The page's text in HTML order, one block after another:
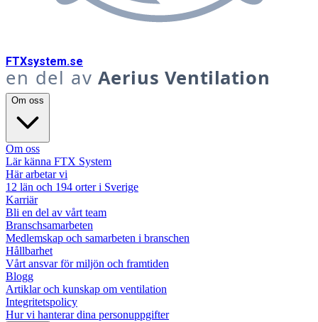
FTXsystem.se
en del av Aerius Ventilation
Om oss
Om oss
Lär känna FTX System
Här arbetar vi
12 län och 194 orter i Sverige
Karriär
Bli en del av vårt team
Branschsamarbeten
Medlemskap och samarbeten i branschen
Hållbarhet
Vårt ansvar för miljön och framtiden
Blogg
Artiklar och kunskap om ventilation
Integritetspolicy
Hur vi hanterar dina personuppgifter